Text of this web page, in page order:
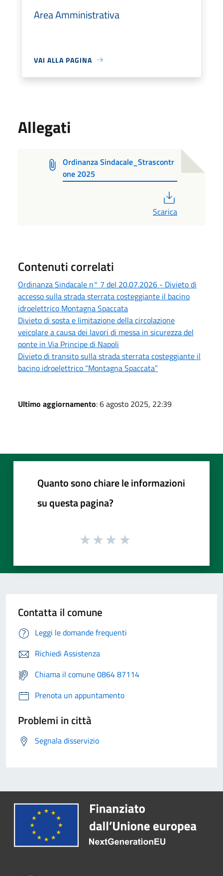
Area Amministrativa
VAI ALLA PAGINA
Allegati
Ordinanza Sindacale_Strascontr
one 2025
Scarica
Contenuti correlati
Ordinanza Sindacale n° 7 del 20.07.2026 - Divieto di
accesso sulla strada sterrata costeggiante il bacino
idroelettrico Montagna Spaccata
Divieto di sosta e limitazione della circolazione
veicolare a causa dei lavori di messa in sicurezza del
ponte in Via Principe di Napoli
Divieto di transito sulla strada sterrata costeggiante il
bacino idroelettrico “Montagna Spaccata”
Ultimo aggiornamento: 6 agosto 2025, 22:39
Quanto sono chiare le informazioni
su questa pagina?
Contatta il comune
Leggi le domande frequenti
Richiedi Assistenza
Chiama il comune 0864 87114
Prenota un appuntamento
Problemi in città
Segnala disservizio